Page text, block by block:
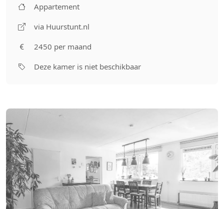
Appartement
via Huurstunt.nl
2450 per maand
Deze kamer is niet beschikbaar